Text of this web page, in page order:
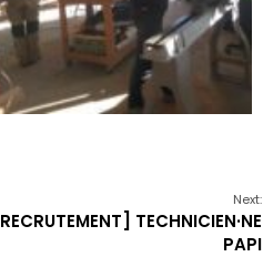
Next:
[RECRUTEMENT] TECHNICIEN·NE
PAPI